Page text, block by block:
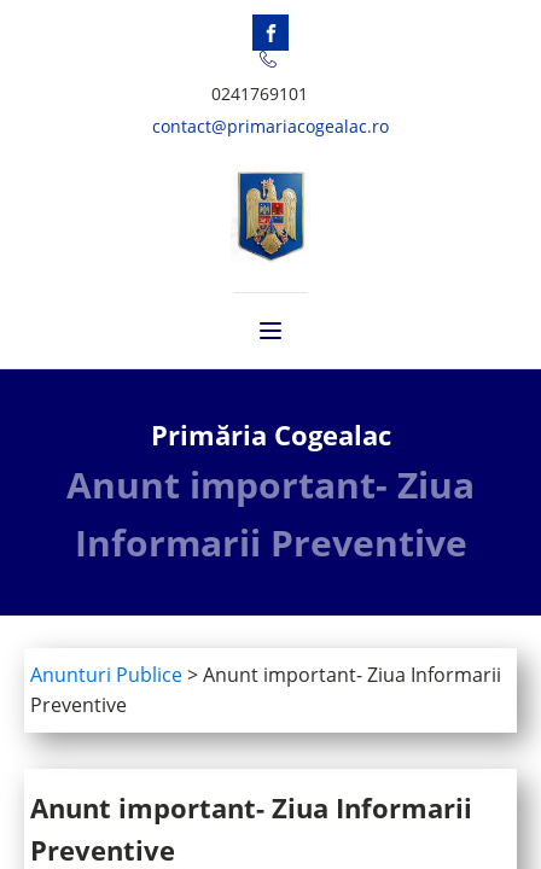
0241769101
contact@primariacogealac.ro
Primăria Cogealac
Anunt important- Ziua
Informarii Preventive
Anunturi Publice>Anunt important- Ziua Informarii
Preventive
Anunt important- Ziua Informarii
Preventive